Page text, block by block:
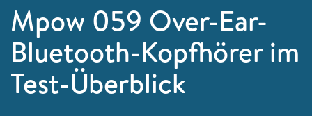
Mpow 059 Over-Ear-
Bluetooth-Kopfhörer im
Test-Überblick